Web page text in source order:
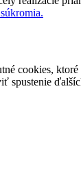
cookies,
spustenie